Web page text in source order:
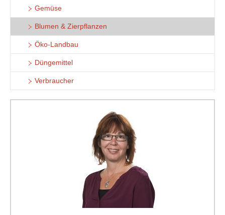
Gemüse
Blumen & Zierpflanzen
Öko-Landbau
Düngemittel
Verbraucher